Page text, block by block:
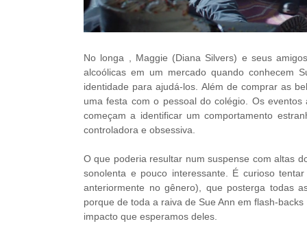
No longa , Maggie (Diana Silvers) e seus
alcoólicas em um mercado quando conhecem
identidade para ajudá-los. Além de comprar as
uma festa com o pessoal do colégio. Os
começam a identificar um comportamento
controladora e obsessiva.
O que poderia resultar num suspense com altas
sonolenta e pouco interessante. É curioso
anteriormente no gênero), que posterga todas
porque de toda a raiva de Sue Ann em flash-
impacto que esperamos deles.